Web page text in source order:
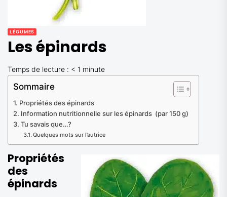
LÉGUMES
Les épinards
Temps de lecture : < 1 minute
Sommaire
Propriétés des épinards
Information nutritionnelle sur les épinards (par 150 g)
Tu savais que…?
Quelques mots sur l’autrice
Propriétés
des
épinards